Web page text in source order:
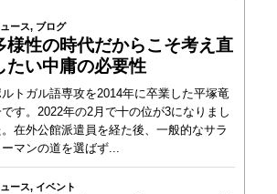
ース, ブログ
様性の時代だからこそ考え直
たい中庸の必要性
トガル語専攻を2014年に卒業した平塚竜
す。2022年の2月で十の位が3になりまし
。在外公館派遣員を経た後、一般的なサラ
ーマンの道を選ばず...
ース, イベント